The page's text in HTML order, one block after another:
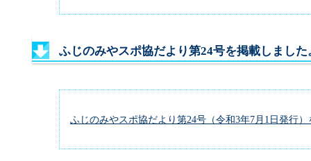
ふじのみやスポ協だより第24号を掲載しました
ふじのみやスポ協だより第24号（令和3年7月1日発行